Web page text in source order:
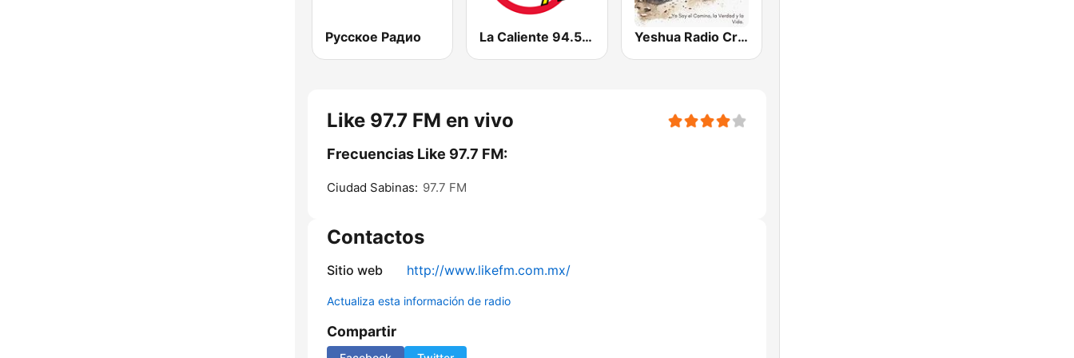
Русское Радио La Caliente 94.5 FM | Tampico Yeshua Radio Cristiana
Like 97.7 FM en vivo
Frecuencias Like 97.7 FM:
Ciudad Sabinas: 97.7 FM
Contactos
Sitio web http://www.likefm.com.mx/
Actualiza esta información de radio
Compartir